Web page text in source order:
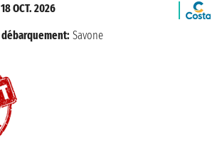
18 OCT. 2026
débarquement: Savone